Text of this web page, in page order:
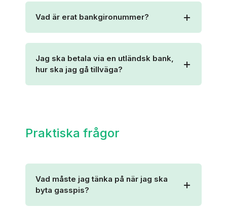
Vad är erat bankgironummer?
Jag ska betala via en utländsk bank,
hur ska jag gå tillväga?
Praktiska frågor
Vad måste jag tänka på när jag ska
byta gasspis?